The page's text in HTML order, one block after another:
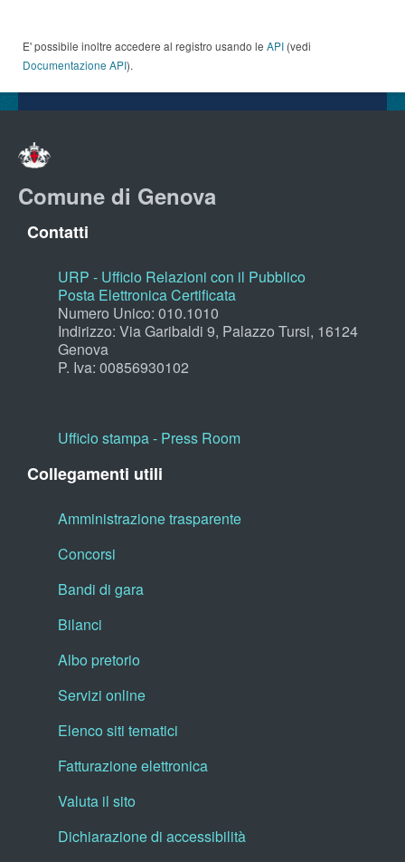
E' possibile inoltre accedere al registro usando le API (vedi
Documentazione API).
Comune di Genova
Contatti
URP - Ufficio Relazioni con il Pubblico
Posta Elettronica Certificata
Numero Unico: 010.1010
Indirizzo: Via Garibaldi 9, Palazzo Tursi, 16124
Genova
P. Iva: 00856930102
Ufficio stampa - Press Room
Collegamenti utili
Amministrazione trasparente
Concorsi
Bandi di gara
Bilanci
Albo pretorio
Servizi online
Elenco siti tematici
Fatturazione elettronica
Valuta il sito
Dichiarazione di accessibilità